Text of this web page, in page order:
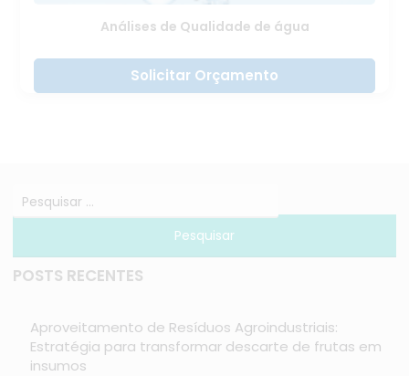
Análises de Qualidade de água
Solicitar Orçamento
POSTS RECENTES
Aproveitamento de Resíduos Agroindustriais:
Estratégia para transformar descarte de frutas em
insumos